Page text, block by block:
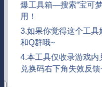
爆工具箱—搜索“宝可
用！
3.如果你觉得这个工
和Q群哦~
4.本工具仅收录游戏
兑换码右下角失效反馈